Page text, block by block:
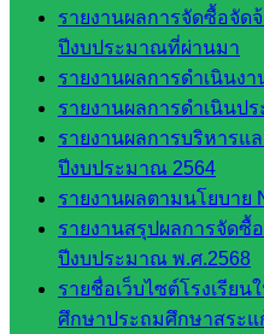
รายงานผลการจัดซื้อจัด
ปีงบประมาณที่ผ่านมา
รายงานผลการดำเนินง
รายงานผลการดำเนินปร
รายงานผลการบริหาร
ปีงบประมาณ 2564
รายงานผลตามนโยบาย
รายงานสรุปผลการจัดซื้
ปีงบประมาณ พ.ศ.2568
รายชื่อเว็บไซต์โรงเรีย
ศึกษาประถมศึกษาสระแ
กลุ่
มอำนวย
การ
กลุ่ม
บริหาร
งานงาน
เงินและ
สินทรัพย์
กลุ่มน